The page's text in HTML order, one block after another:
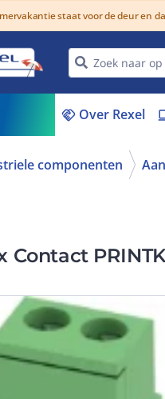
staat voor de deur en
handshake Over Rexel
componenten
Contact